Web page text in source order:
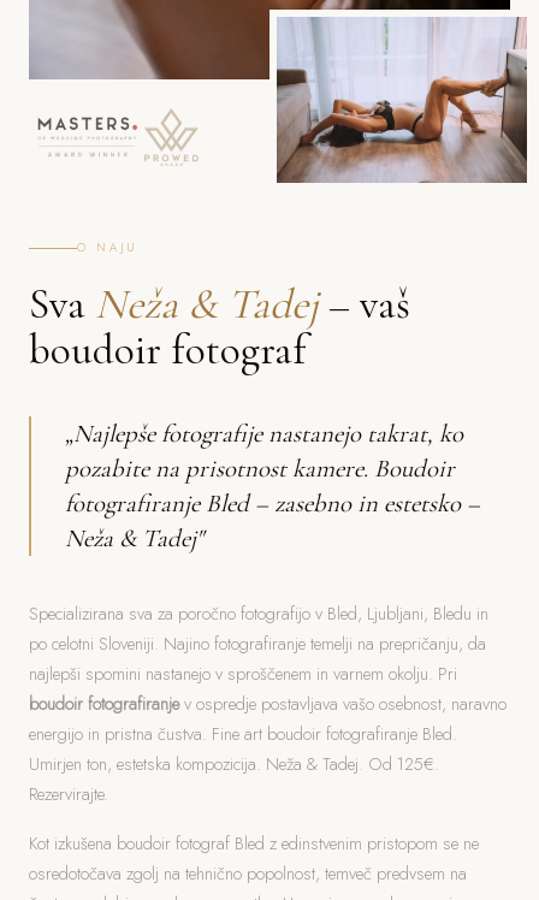
O NAJU
Sva Neža & Tadej– vaš
boudoir fotograf
„Najlepše fotografije nastanejo takrat, ko
pozabite na prisotnost kamere. Boudoir
fotografiranje Bled – zasebno in estetsko –
Neža & Tadej"
Specializirana sva za poročno fotografijo v Bled, Ljubljani, Bledu in
po celotni Sloveniji. Najino fotografiranje temelji na prepričanju, da
najlepši spomini nastanejo v sproščenem in varnem okolju. Pri
boudoir fotografiranjev ospredje postavljava vašo osebnost, naravno
energijo in pristna čustva. Fine art boudoir fotografiranje Bled.
Umirjen ton, estetska kompozicija. Neža & Tadej. Od 125€.
Rezervirajte.
Kot izkušena boudoir fotograf Bled z edinstvenim pristopom se ne
osredotočava zgolj na tehnično popolnost, temveč predvsem na